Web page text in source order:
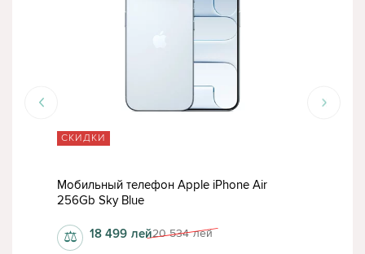
СКИДКИ
Мобильный телефон Apple iPhone Air
256Gb Sky Blue
20 534 лей
18 499 лей
⚖